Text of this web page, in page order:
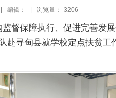
编辑： | 浏览量： 3206
督保障执行、促进完善发
赴寻甸县就学校定点扶贫工